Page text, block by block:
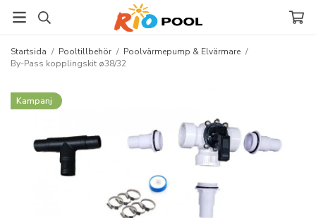
Startsida / Pooltillbehör / Poolvärmepump & Elvärmare /
By-Pass kopplingskit ø38/32
Kampanj